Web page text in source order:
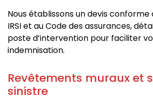
Nous établissons un devis
IRSI et au Code des assurances,
poste d’intervention pour faciliter
indemnisation.
Revêtements muraux et
sinistre